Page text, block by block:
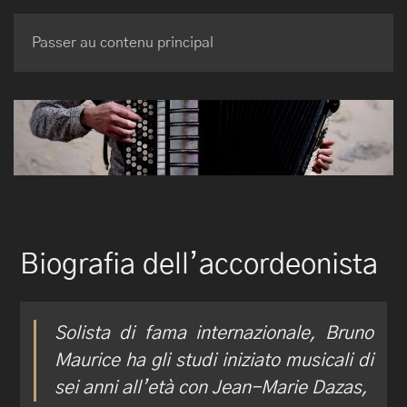
Passer au contenu principal
BRUNO MAURICE
Biografia dell’accordeonista
Solista di fama internazionale, Bruno
Maurice ha gli studi iniziato musicali di
sei anni all’età con Jean-Marie Dazas,